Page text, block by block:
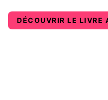
DÉCOUVRIR LE LIVRE